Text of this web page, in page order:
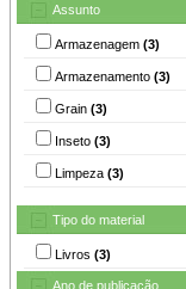
Assunto
Armazenagem (3)
Armazenamento (3)
Grain (3)
Inseto (3)
Limpeza (3)
Tipo do material
Livros (3)
Ano de publicação